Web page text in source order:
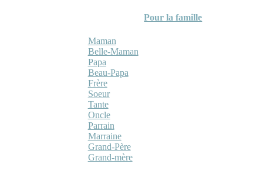
Pour la famille
Maman
Belle-Maman
Papa
Beau-Papa
Frère
Soeur
Tante
Oncle
Parrain
Marraine
Grand-Père
Grand-mère